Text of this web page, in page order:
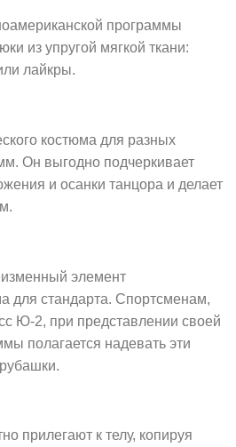
программы
из упругой мягкой ткани:
лайкры.
костюма для разных
Он выгодно подчеркивает
и осанки танцора и делает
элемент
для стандарта. Спортсменам,
Ю-2, при представлении своей
полагается надевать эти
прилегают к телу, копируя